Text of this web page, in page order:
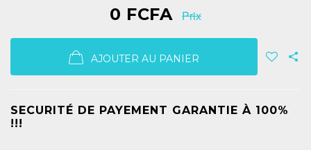
0 FCFA Prix
AJOUTER AU PANIER
SECURITÉ DE PAYEMENT GARANTIE À 100%
!!!